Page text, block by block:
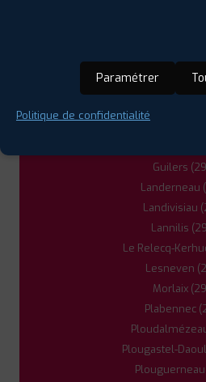
0298921599
+D'INFOS
29600 ST
Briec (29)
Châteaulin
Guilers
Landerneau
Landivisiau
Lannilis
Le Relecq-
Lesneven
Morlaix
Plabennec
Plougastel-
Paramétrer
Politique de confidentialité